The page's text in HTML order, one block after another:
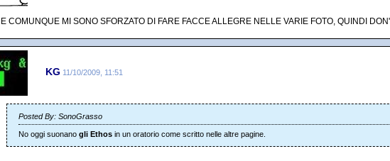
E COMUNQUE MI SONO SFORZATO DI FARE FACCE ALLEGRE NELLE VARIE FOTO, QUINDI
KG 11/10/2009, 11:51
Posted By: SonoGrasso
No oggi suonano gli Ethos in un oratorio come scritto nelle altre pagine.